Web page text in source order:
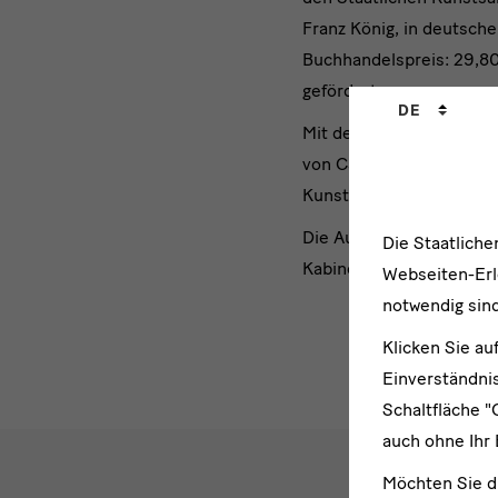
Franz König, in
Buchhandelspreis:
gefördert.
Mit der Ausstellung ist
von Candida Höfer,
Kunstsammlungen
Die Ausstellung wurde
Kabinetts kuratiert. Sie
DE
Die
Webseiten-
notwendig
Klicken Sie
Schaltfläche
auch ohne Ihr
Möchten Sie